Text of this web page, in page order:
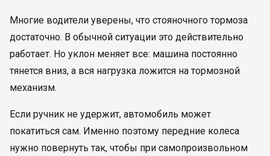
Многие водители уверены, что стояночного тормоза
достаточно. В обычной ситуации это действительно
работает. Но уклон меняет все: машина постоянно
тянется вниз, а вся нагрузка ложится на тормозной
механизм.
Если ручник не удержит, автомобиль может
покатиться сам. Именно поэтому передние колеса
нужно повернуть так, чтобы при самопроизвольном